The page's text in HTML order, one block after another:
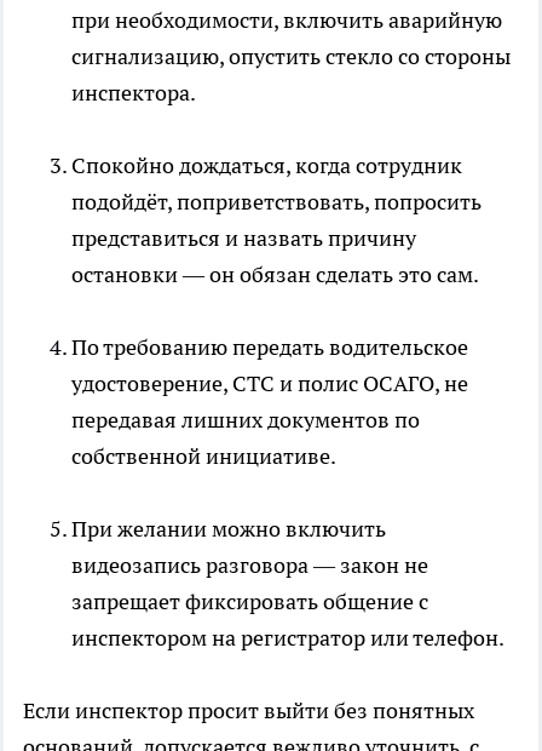
при необходимости, включить аварийную
сигнализацию, опустить стекло со стороны
инспектора.
Спокойно дождаться, когда сотрудник
подойдёт, поприветствовать, попросить
представиться и назвать причину
остановки — он обязан сделать это сам.
По требованию передать водительское
удостоверение, СТС и полис ОСАГО, не
передавая лишних документов по
собственной инициативе.
При желании можно включить
видеозапись разговора — закон не
запрещает фиксировать общение с
инспектором на регистратор или телефон.
Если инспектор просит выйти без понятных